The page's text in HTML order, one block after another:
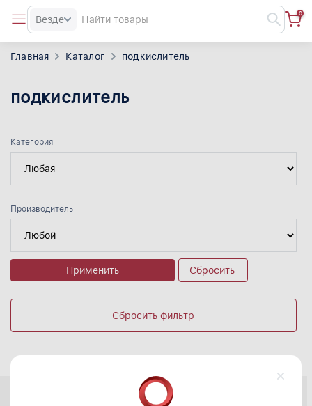
Везде
0
Главная Каталог подкислитель
подкислитель
Категория
Производитель
Применить Сбросить
Сбросить фильтр
Только натуральные: